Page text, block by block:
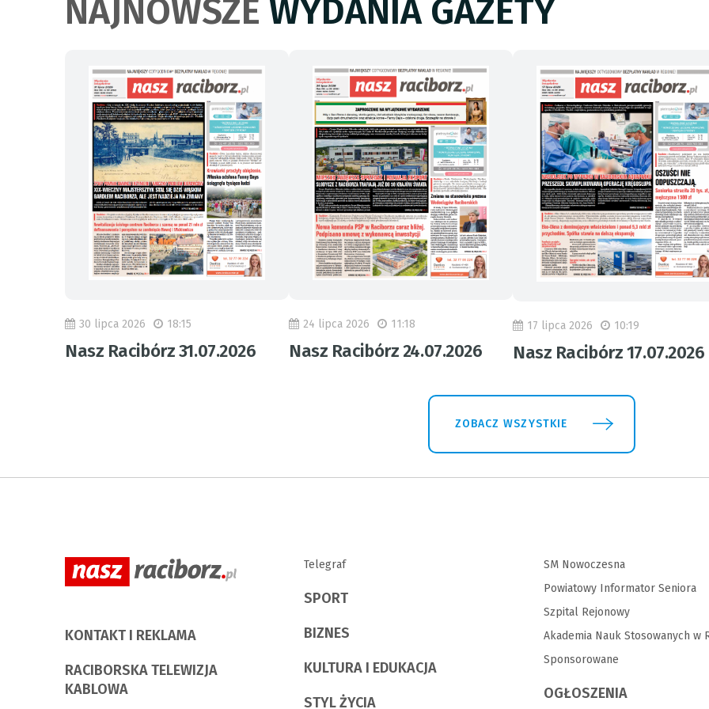
NAJNOWSZE WYDANIA GAZETY
30 lipca 2026 18:15
Nasz Racibórz 31.07.2026
24 lipca 2026 11:18
Nasz Racibórz 24.07.2026
17 lipca 2026 10:19
Nasz Racibórz 17.07.2026
ZOBACZ WSZYSTKIE
KONTAKT I REKLAMA
RACIBORSKA TELEWIZJA
KABLOWA
Telegraf
SPORT
BIZNES
KULTURA I EDUKACJA
STYL ŻYCIA
SM Nowoczesna
Powiatowy Informator Seniora
Szpital Rejonowy
Akademia Nauk Stosowanych w
Sponsorowane
OGŁOSZENIA